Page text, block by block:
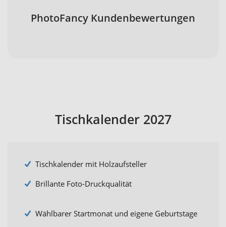
PhotoFancy Kundenbewertungen
Tischkalender 2027
Tischkalender mit Holzaufsteller
Brillante Foto-Druckqualität
Wählbarer Startmonat und eigene Geburtstage